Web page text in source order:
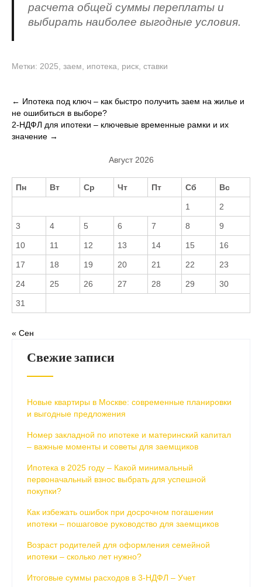
расчета общей суммы переплаты и
выбирать наиболее выгодные условия.
Метки: 2025 заем ипотека риск ставки
Навигация
по
записям
← Ипотека под ключ – как быстро получить заем на жилье и
не ошибиться в выборе?
2-НДФЛ для ипотеки – ключевые временные рамки и их
значение →
Август 2026
Пн Вт Ср Чт Пт Сб Вс
1 2
3 4 5 6 7 8 9
10 11 12 13 14 15 16
17 18 19 20 21 22 23
24 25 26 27 28 29 30
31
« Сен
Свежие записи
Новые квартиры в Москве: современные планировки
и выгодные предложения
Номер закладной по ипотеке и материнский капитал
– важные моменты и советы для заемщиков
Ипотека в 2025 году – Какой минимальный
первоначальный взнос выбрать для успешной
покупки?
Как избежать ошибок при досрочном погашении
ипотеки – пошаговое руководство для заемщиков
Возраст родителей для оформления семейной
ипотеки – сколько лет нужно?
Итоговые суммы расходов в 3-НДФЛ – Учет